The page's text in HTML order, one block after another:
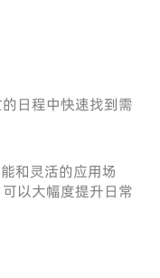
日程中快速找到需
和灵活的应用场
以大幅度提升日常